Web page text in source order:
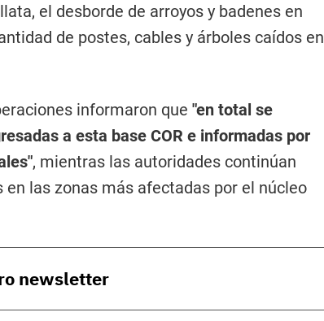
el desborde de arroyos y badenes en
de postes, cables y árboles caídos en
informaron que "en total se
a esta base COR e informadas por
, mientras las autoridades continúan
las zonas más afectadas por el núcleo
newsletter